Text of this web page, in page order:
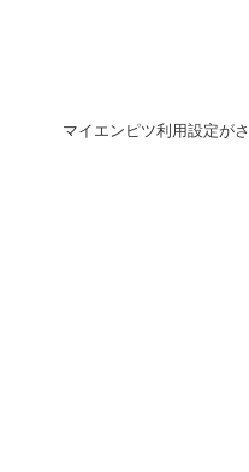
マイエンピツ利用設定が